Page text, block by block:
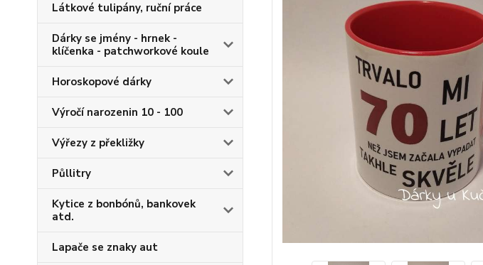
Látkové tulipány, ruční práce
Dárky se jmény - hrnek -
klíčenka - patchworkové koule
Horoskopové dárky
Výročí narozenin 10 - 100
Výřezy z překližky
Půllitry
Kytice z bonbónů, bankovek
atd.
Lapače se znaky aut